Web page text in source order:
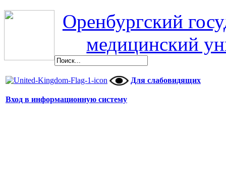
Оренбургский
медицинский
Для слабовидящих
Вход в информационную систему